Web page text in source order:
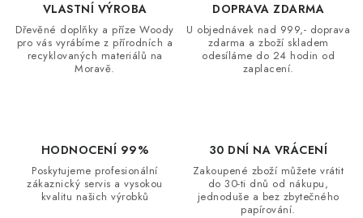
a
VLASTNÍ VÝROBA
Dřevěné doplňky a příze Woody
pro vás vyrábíme z přírodních a
recyklovaných materiálů na
Moravě.
DOPRAVA ZDARMA
U objednávek nad 999,- doprava
zdarma a zboží skladem
odesíláme do 24 hodin od
zaplacení.
HODNOCENÍ 99%
Poskytujeme profesionální
zákaznický servis a vysokou
kvalitu našich výrobků
30 DNÍ NA VRÁCENÍ
Zakoupené zboží můžete vrátit
do 30-ti dnů od nákupu,
jednoduše a bez zbytečného
papírování.